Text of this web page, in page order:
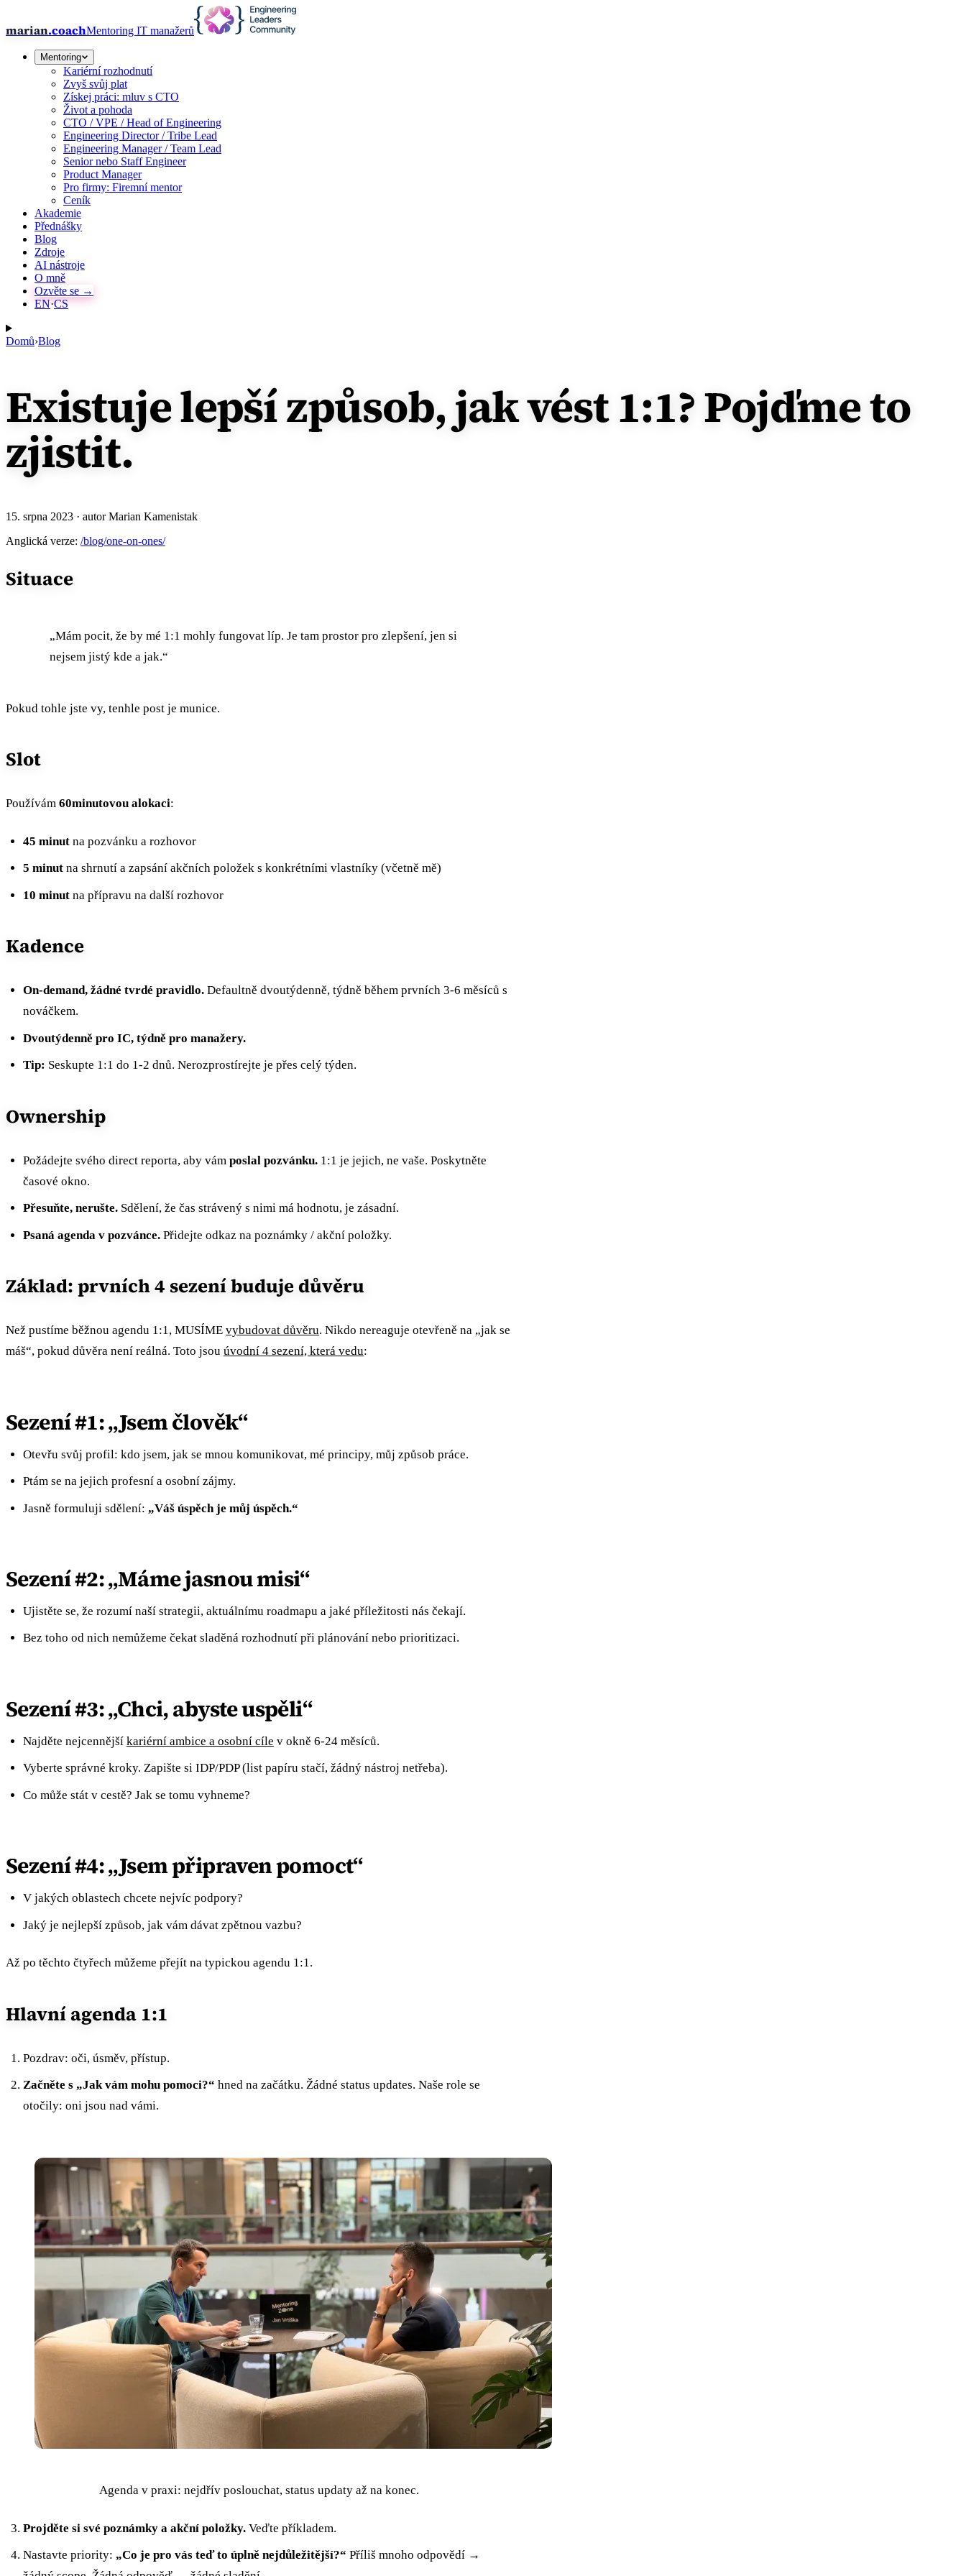
marian.coachMentoring IT manažerů
Mentoring
Kariérní rozhodnutí
Zvyš svůj plat
Získej práci: mluv s CTO
Život a pohoda
CTO / VPE / Head of Engineering
Engineering Director / Tribe Lead
Engineering Manager / Team Lead
Senior nebo Staff Engineer
Product Manager
Pro firmy: Firemní mentor
Ceník
Akademie
Přednášky
Blog
Zdroje
AI nástroje
O mně
Ozvěte se →
EN·CS
Domů›Blog
Existuje lepší způsob, jak vést 1:1? Pojďme to
zjistit.
15. srpna 2023 · autor Marian Kamenistak
Anglická verze: /blog/one-on-ones/
Situace
„Mám pocit, že by mé 1:1 mohly fungovat líp. Je tam prostor pro zlepšení, jen si
nejsem jistý kde a jak.“
Pokud tohle jste vy, tenhle post je munice.
Slot
Používám 60minutovou alokaci:
45 minutna pozvánku a rozhovor
5 minutna shrnutí a zapsání akčních položek s konkrétními vlastníky (včetně mě)
10 minutna přípravu na další rozhovor
Kadence
On-demand, žádné tvrdé pravidlo.Defaultně dvoutýdenně, týdně během prvních 3-6 měsíců s
nováčkem.
Dvoutýdenně pro IC, týdně pro manažery.
Tip: Seskupte 1:1 do 1-2 dnů. Nerozprostírejte je přes celý týden.
Ownership
Požádejte svého direct reporta, aby vám poslal pozvánku.1:1 je jejich, ne vaše. Poskytněte
časové okno.
Přesuňte, nerušte.Sdělení, že čas strávený s nimi má hodnotu, je zásadní.
Psaná agenda v pozvánce.Přidejte odkaz na poznámky / akční položky.
Základ: prvních 4 sezení buduje důvěru
Než pustíme běžnou agendu 1:1, MUSÍME vybudovat důvěru. Nikdo nereaguje otevřeně na „jak se
máš“, pokud důvěra není reálná. Toto jsou úvodní 4 sezení, která vedu:
Sezení #1: „Jsem člověk“
Otevřu svůj profil: kdo jsem, jak se mnou komunikovat, mé principy, můj způsob práce.
Ptám se na jejich profesní a osobní zájmy.
Jasně formuluji sdělení: „Váš úspěch je můj úspěch.“
Sezení #2: „Máme jasnou misi“
Ujistěte se, že rozumí naší strategii, aktuálnímu roadmapu a jaké příležitosti nás čekají.
Bez toho od nich nemůžeme čekat sladěná rozhodnutí při plánování nebo prioritizaci.
Sezení #3: „Chci, abyste uspěli“
Najděte nejcennější kariérní ambice a osobní cíle v okně 6-24 měsíců.
Vyberte správné kroky. Zapište si IDP/PDP (list papíru stačí, žádný nástroj netřeba).
Co může stát v cestě? Jak se tomu vyhneme?
Sezení #4: „Jsem připraven pomoct“
V jakých oblastech chcete nejvíc podpory?
Jaký je nejlepší způsob, jak vám dávat zpětnou vazbu?
Až po těchto čtyřech můžeme přejít na typickou agendu 1:1.
Hlavní agenda 1:1
Pozdrav: oči, úsměv, přístup.
Začněte s „Jak vám mohu pomoci?“ hned na začátku. Žádné status updates. Naše role se
otočily: oni jsou nad vámi.
Agenda v praxi: nejdřív poslouchat, status updaty až na konec.
Projděte si své poznámky a akční položky.Veďte příkladem.
Nastavte priority: „Co je pro vás teď to úplně nejdůležitější?“ Příliš mnoho odpovědí →